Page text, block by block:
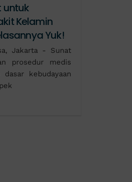
untuk
Kelamin
Yuk!
Jakarta - Sunat
prosedur medis
kebudayaan